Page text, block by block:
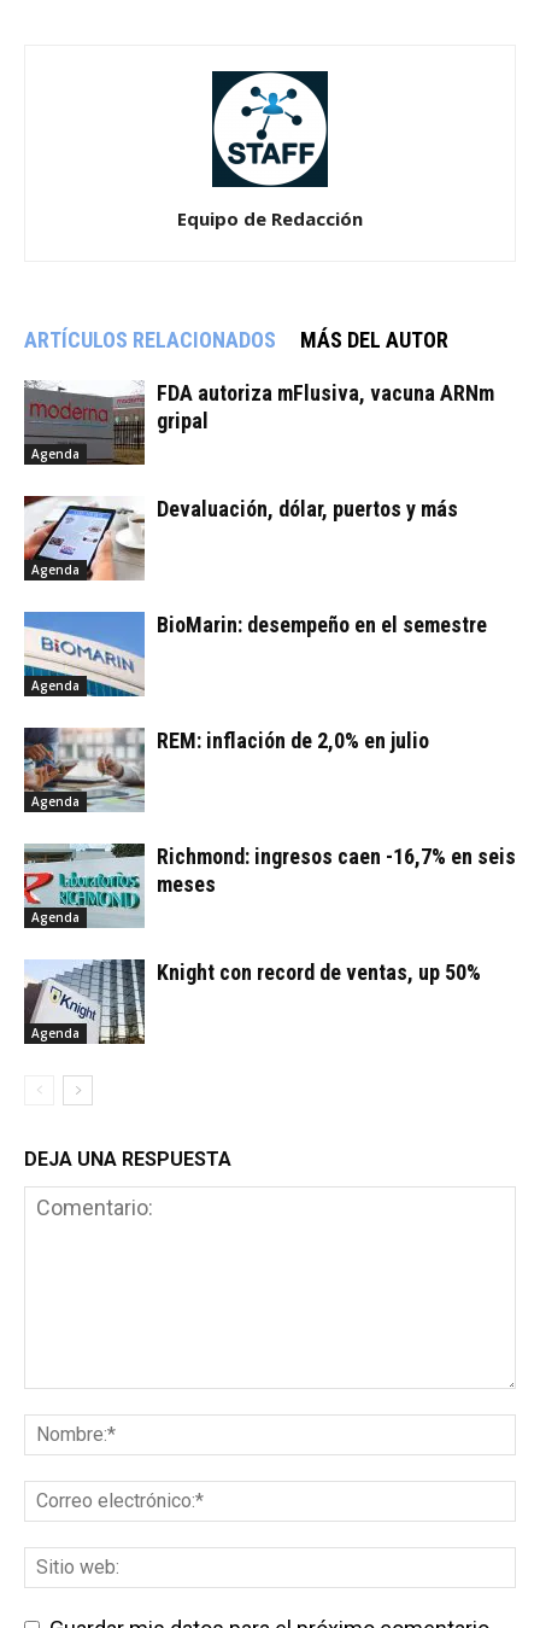
Equipo de Redacción
ARTÍCULOS RELACIONADOS MÁS DEL AUTOR
Agenda
FDA autoriza mFlusiva, vacuna ARNm
gripal
Agenda
Devaluación, dólar, puertos y más
Agenda
BioMarin: desempeño en el semestre
Agenda
REM: inflación de 2,0% en julio
Agenda
Richmond: ingresos caen -16,7% en seis
meses
Agenda
Knight con record de ventas, up 50%
DEJA UNA RESPUESTA